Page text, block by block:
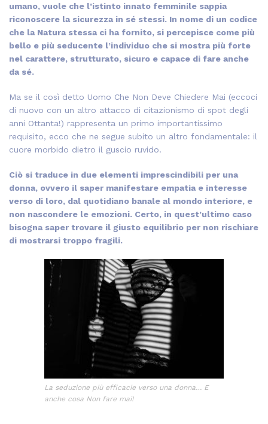
umano, vuole che l’istinto innato femminile sappia
riconoscere la sicurezza in sé stessi. In nome di un codice
che la Natura stessa ci ha fornito, si percepisce come più
bello e più seducente l’individuo che si mostra più forte
nel carattere, strutturato, sicuro e capace di fare anche
da sé.
Ma se il così detto Uomo Che Non Deve Chiedere Mai (eccoci
di nuovo con un altro attacco di citazionismo di spot degli
anni Ottanta!) rappresenta un primo importantissimo
requisito, ecco che ne segue subito un altro fondamentale: il
cuore morbido dietro il guscio ruvido.
Ciò si traduce in due elementi imprescindibili per una
donna, ovvero il saper manifestare empatia e interesse
verso di loro, dal quotidiano banale al mondo interiore, e
non nascondere le emozioni. Certo, in quest’ultimo caso
bisogna saper trovare il giusto equilibrio per non rischiare
di mostrarsi troppo fragili.
La seduzione più efficacie verso una donna… E
anche cosa Non fare mai!